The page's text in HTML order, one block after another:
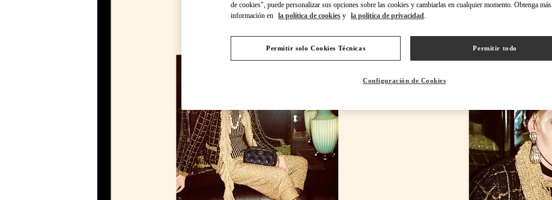
de cookies", puede personalizar sus opciones sobre las cookies y cambiarlas en cualquier momento. Obtenga más
información en la política de cookies y la política de privacidad.
Permitir solo Cookies Técnicas Permitir todo
Configuración de Cookies